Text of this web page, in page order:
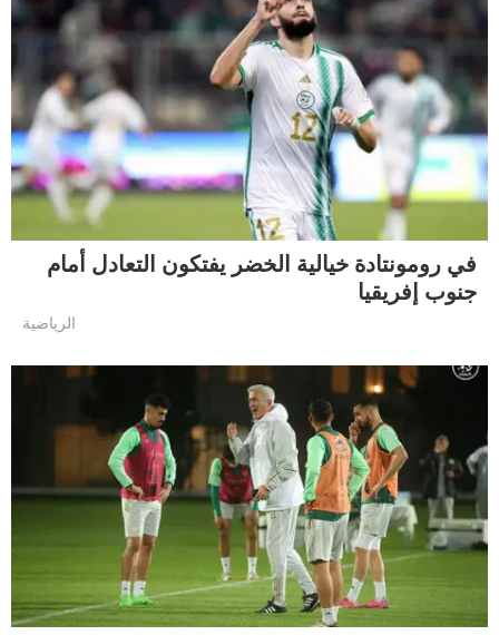
في رومونتادة خيالية الخضر يفتكون التعادل أمام
جنوب إفريقيا
الرياضية